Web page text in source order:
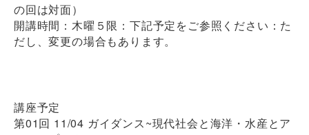
の回は対面）
開講時間：木曜５限：下記予定をご参照ください：た
だし、変更の場合もあります。
講座予定
第01回 11/04 ガイダンス~現代社会と海洋・水産とア